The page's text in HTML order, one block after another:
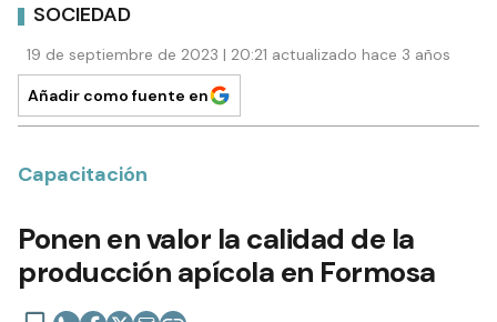
SOCIEDAD
19 de septiembre de 2023 | 20:21 actualizado hace 3 años
Añadir como fuente en
Capacitación
Ponen en valor la calidad de la
producción apícola en Formosa